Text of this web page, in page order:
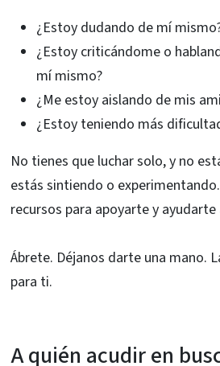
¿Estoy dudando de mí
¿Estoy criticándome o
mí mismo?
¿Me estoy aislando de mis
¿Estoy teniendo más
No tienes que luchar solo, y no
estás sintiendo o
recursos para apoyarte y
Ábrete. Déjanos darte una mano.
para ti.
A quién acudir en